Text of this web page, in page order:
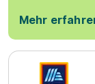
Mehr